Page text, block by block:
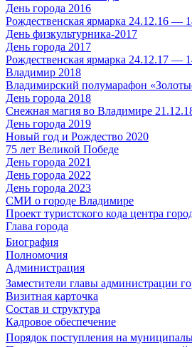
День города 2016
Рождественская ярмарка 24.12.16 —
День физкультурника-2017
День города 2017
Рождественская ярмарка 24.12.17 —
Владимир 2018
Владимирский полумарафон
День города 2018
Снежная магия во Владимире
День города 2019
Новый год и Рождество 2020
75 лет Великой Победе
День города 2021
День города 2022
День города 2023
СМИ о городе Владимире
Проект туристского кода центра
Глава города
Биография
Полномочия
Администрация
Заместители главы администрации
Визитная карточка
Состав и структура
Кадровое обеспечение
Порядок поступления на